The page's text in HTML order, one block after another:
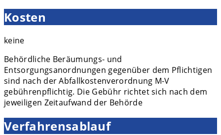
Kosten
keine
Behördliche Beräumungs- und
Entsorgungsanordnungen gegenüber dem Pflichtigen
sind nach der Abfallkostenverordnung M-V
gebührenpflichtig. Die Gebühr richtet sich nach dem
jeweiligen Zeitaufwand der Behörde
Verfahrensablauf